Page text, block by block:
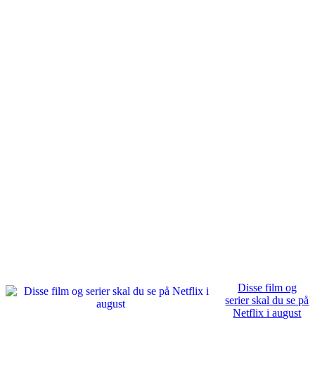
Disse film og
serier skal du se på
Netflix i august